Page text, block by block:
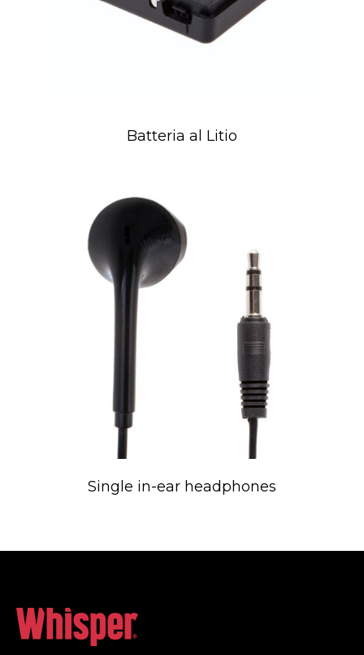
Batteria al Litio
Single in-ear headphones